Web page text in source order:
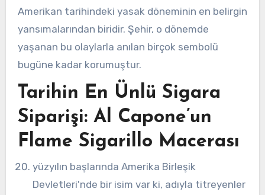
Amerikan tarihindeki yasak döneminin en belirgin
yansımalarından biridir. Şehir, o dönemde
yaşanan bu olaylarla anılan birçok sembolü
bugüne kadar korumuştur.
Tarihin En Ünlü Sigara
Siparişi: Al Capone’un
Flame Sigarillo Macerası
yüzyılın başlarında Amerika Birleşik
Devletleri'nde bir isim var ki, adıyla titreyenler